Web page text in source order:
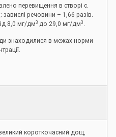
перевищення в створі с.
завислі речовини – 1,66 разів.
8,0 мг/дм3 до 29,0 мг/дм3 .
знаходилися в межах норми
короткочасний дощ,